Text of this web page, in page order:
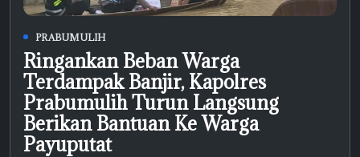
PRABUMULIH
Ringankan Beban Warga
Terdampak Banjir, Kapolres
Prabumulih Turun Langsung
Berikan Bantuan Ke Warga
Payuputat